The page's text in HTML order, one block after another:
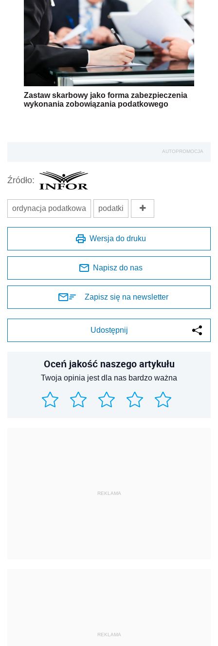
Zastaw skarbowy jako forma zabezpieczenia
wykonania zobowiązania podatkowego
AUTOPROMOCJA
Źródło:
ordynacja podatkowa podatki
Wersja do druku
Napisz do nas
Zapisz się na newsletter
Udostępnij
Oceń jakość naszego artykułu
Twoja opinia jest dla nas bardzo ważna
REKLAMA
REKLAMA